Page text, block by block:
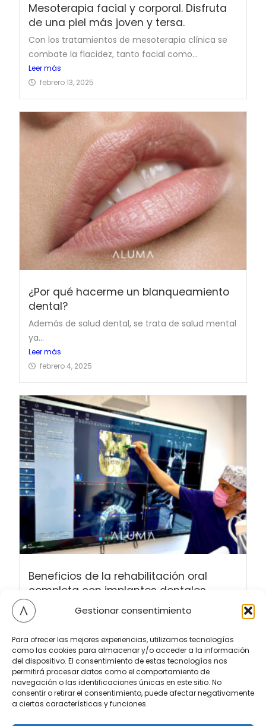
Gestionar consentimiento
Para ofrecer las mejores experiencias, utilizamos tecnologías
como las cookies para almacenar y/o acceder a la información
del dispositivo. El consentimiento de estas tecnologías nos
permitirá procesar datos como el comportamiento de
navegación o las identificaciones únicas en este sitio. No
consentir o retirar el consentimiento, puede afectar negativamente
a ciertas características y funciones.
Mesoterapia facial y corporal. Disfruta
de una piel más joven y tersa.
Con los tratamientos de mesoterapia clínica se
combate la flacidez, tanto facial como...
Leer más
febrero 13, 2025
¿Por qué hacerme un blanqueamiento
dental?
Además de salud dental, se trata de salud mental
ya...
Leer más
febrero 4, 2025
Beneficios de la rehabilitación oral
completa con implantes dentales
La pérdida de dientes supone problemas
relacionados con la masticación...
Leer más
enero 23, 2025